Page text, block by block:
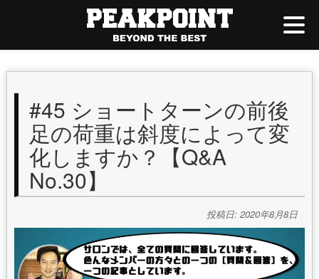
#45 ショートターンの前後
足の荷重は斜度によって変
化しますか？【Q&A
No.30】
投稿日: 2020年8月8日